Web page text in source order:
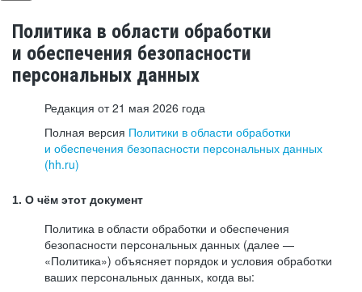
Политика в области обработки
и обеспечения безопасности
персональных данных
Редакция от 21 мая 2026 года
Полная версия Политики в области обработки
и обеспечения безопасности персональных данных
(hh.ru)
1. О чём этот документ
Политика в области обработки и обеспечения
безопасности персональных данных (далее —
«Политика») объясняет порядок и условия обработки
ваших персональных данных, когда вы: